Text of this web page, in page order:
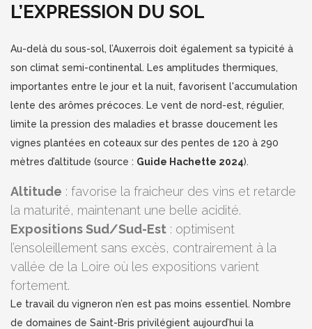
L’EXPRESSION DU SOL
Au-delà du sous-sol, l’Auxerrois doit également sa typicité à
son climat semi-continental. Les amplitudes thermiques,
importantes entre le jour et la nuit, favorisent l'accumulation
lente des arômes précoces. Le vent de nord-est, régulier,
limite la pression des maladies et brasse doucement les
vignes plantées en coteaux sur des pentes de 120 à 290
mètres d’altitude (source : Guide Hachette 2024).
Altitude : favorise la fraicheur des vins et retarde
la maturité, maintenant une belle acidité.
Expositions Sud/Sud-Est : optimisent
l’ensoleillement sans excès, contrairement à la
vallée de la Loire où les expositions varient
fortement.
Le travail du vigneron n’en est pas moins essentiel. Nombre
de domaines de Saint-Bris privilégient aujourd’hui la